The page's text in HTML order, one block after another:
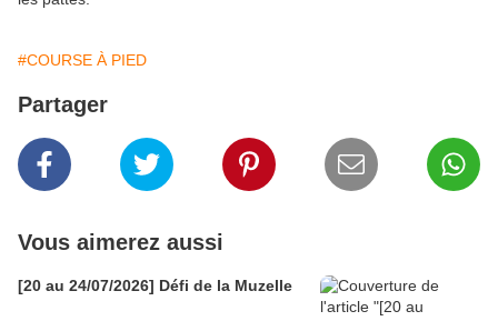
#COURSE À PIED
Partager
Vous aimerez aussi
[20 au 24/07/2026] Défi de la Muzelle